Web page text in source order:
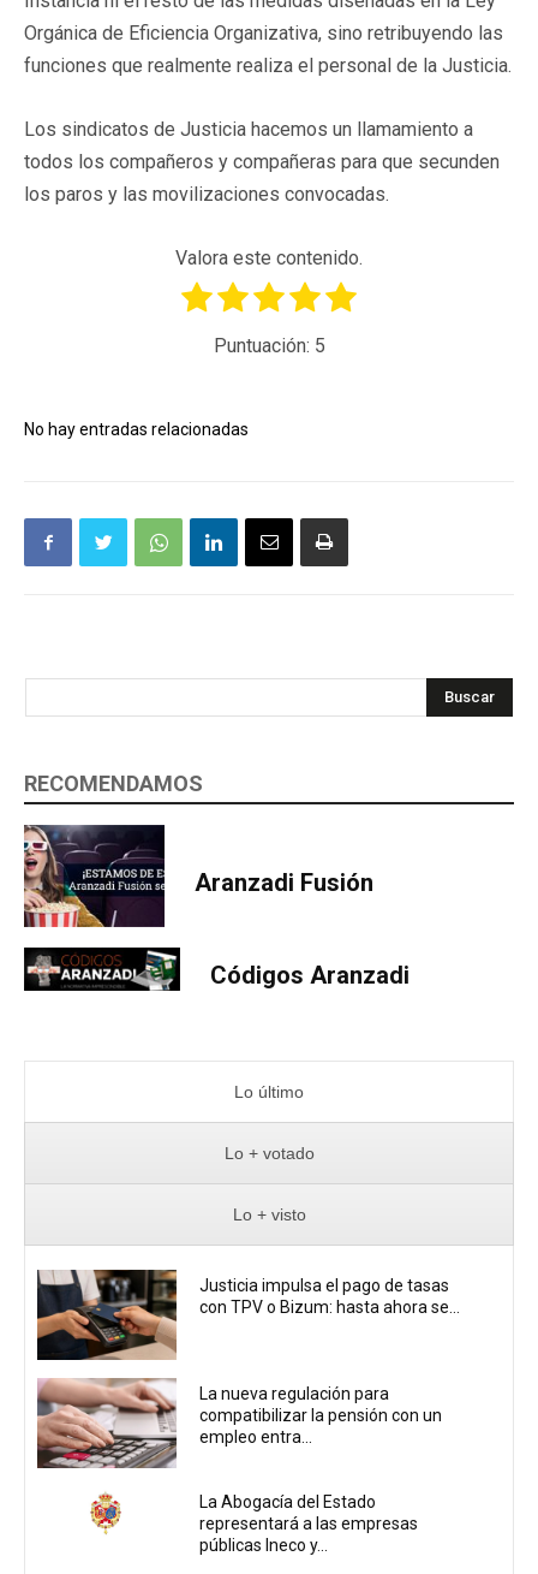
Orgánica de Eficiencia Organizativa, sino retribuyendo las
funciones que realmente realiza el personal de la Justicia.
Los sindicatos de Justicia hacemos un llamamiento a
todos los compañeros y compañeras para que secunden
los paros y las movilizaciones convocadas.
Valora este contenido.
Puntuación: 5
No hay entradas relacionadas
Buscar
RECOMENDAMOS
Aranzadi Fusión
Códigos Aranzadi
Lo último
Lo + votado
Lo + visto
Justicia impulsa el pago de tasas
con TPV o Bizum: hasta ahora se...
La nueva regulación para
compatibilizar la pensión con un
empleo entra...
La Abogacía del Estado
representará a las empresas
públicas Ineco y...